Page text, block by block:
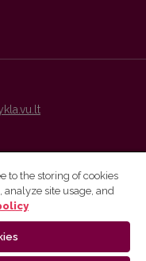
are distributed by
to the storing of cookies
analyze site usage, and